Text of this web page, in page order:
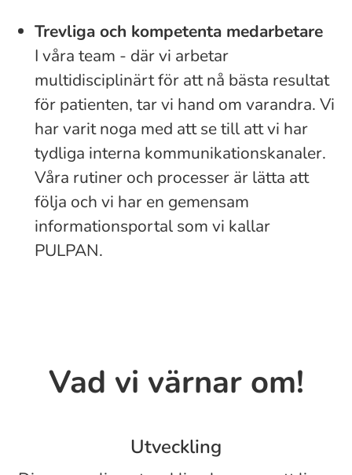
Trevliga och kompetenta medarbetare
I våra team - där vi arbetar
multidisciplinärt för att nå bästa resultat
för patienten, tar vi hand om varandra. Vi
har varit noga med att se till att vi har
tydliga interna kommunikationskanaler.
Våra rutiner och processer är lätta att
följa och vi har en gemensam
informationsportal som vi kallar
PULPAN.
Vad vi värnar om!
Utveckling